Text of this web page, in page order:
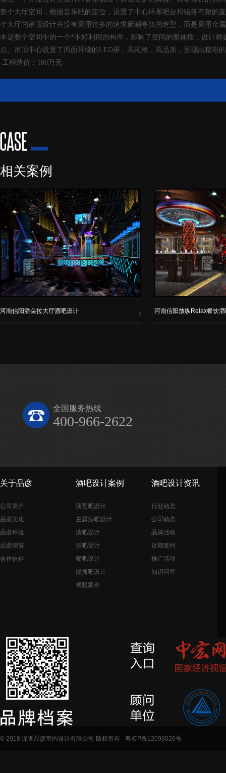
整个大厅空间，根据音乐吧的定位，设置了中心环形吧台和错落有致
个大厅的吊顶设计并没有采用过多的追求新潮夸张的造型，而是采用金
本是整个空间中的一个*不好利用的构件，影响了空间的整体性，设计
点。吊顶中心设置了四面环绕的LED屏，高规格，高品质，呈现出精彩
工程造价：180万元
相关案例
河南信阳潘朵拉大厅酒吧设计 河南信阳放纵Relax餐饮
全国服务热线
400-966-2622
关于品彦
公司简介
品彦文化
品彦环境
品彦荣誉
合作伙伴
酒吧设计案例
演艺吧设计
主题酒吧设计
清吧设计
酒吧设计
餐吧设计
慢摇吧设计
视频案例
酒吧设计资讯
行业动态
公司动态
品牌活动
近期签约
推广活动
知识问答
© 2018 深圳品彦室内设计有限公司 版权所有 粤ICP备12093026号